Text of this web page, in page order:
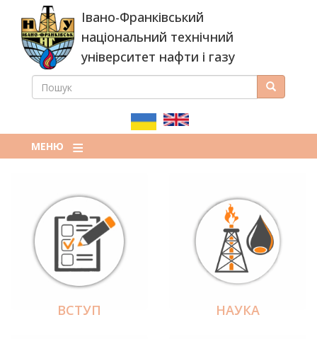
основного
вмісту
Івано-Франківський
національний технічний
університет нафти і газу
ПОШУКОВА
ПОШУК Пошук
МЕНЮ
ВСТУП НАУКА